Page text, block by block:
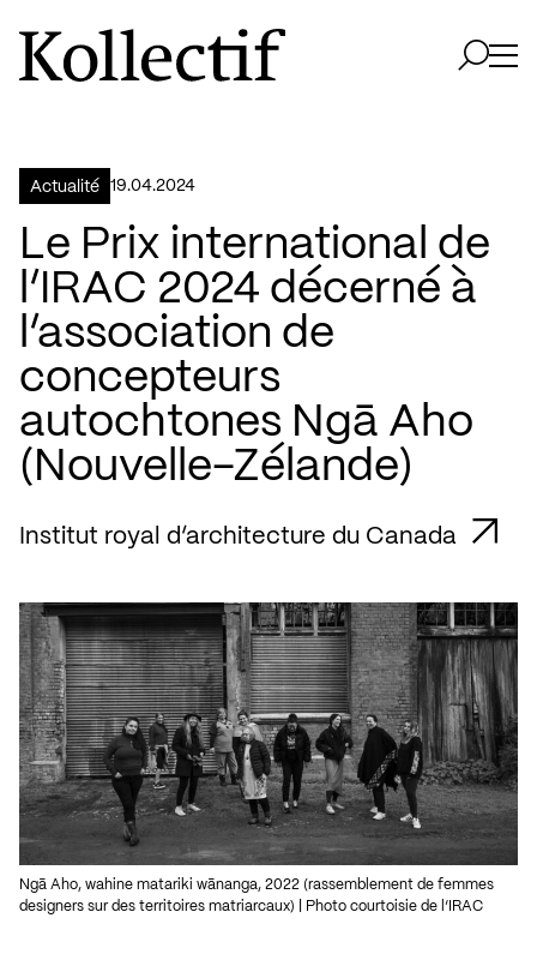
Aller à la page d'accueil
Logo Kollectif
Actualité 19.04.2024
Le Prix international de
l’IRAC 2024 décerné à
l’association de
concepteurs
autochtones Ngā Aho
(Nouvelle-Zélande)
Institut royal d’architecture du Canada
Ngā Aho, wahine matariki wānanga, 2022 (rassemblement de femmes
designers sur des territoires matriarcaux) | Photo courtoisie de l’IRAC